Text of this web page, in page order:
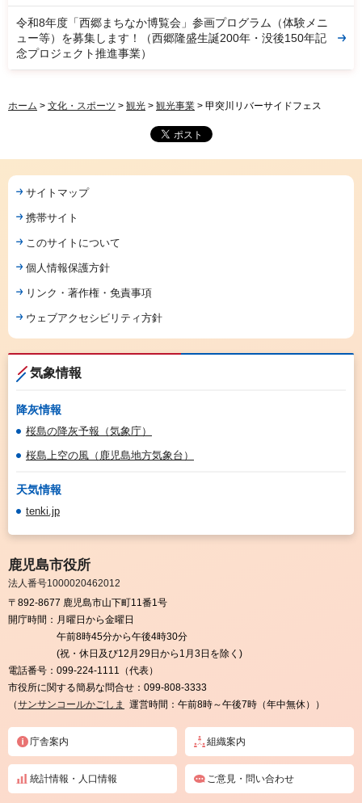
令和8年度「西郷まちなか博覧会」参画プログラム（体験メニ
ュー等）を募集します！（西郷隆盛生誕200年・没後150年記
念プロジェクト推進事業）
ホーム > 文化・スポーツ > 観光 > 観光事業 > 甲突川リバーサイドフェス
サイトマップ
携帯サイト
このサイトについて
個人情報保護方針
リンク・著作権・免責事項
ウェブアクセシビリティ方針
気象情報
降灰情報
桜島の降灰予報（気象庁）
桜島上空の風（鹿児島地方気象台）
天気情報
tenki.jp
鹿児島市役所
法人番号1000020462012
〒892-8677 鹿児島市山下町11番1号
開庁時間： 月曜日から金曜日
午前8時45分から午後4時30分
(祝・休日及び12月29日から1月3日を除く)
電話番号： 099-224-1111（代表）
市役所に関する簡易な問合せ： 099-808-3333
（サンサンコールかごしま 運営時間：午前8時～午後7時（年中無休））
庁舎案内 組織案内
統計情報・人口情報 ご意見・問い合わせ